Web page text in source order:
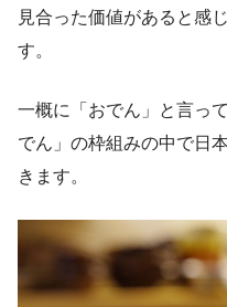
見合った価値があると感
す。
一概に「おでん」と言っ
でん」の枠組みの中で日
きます。